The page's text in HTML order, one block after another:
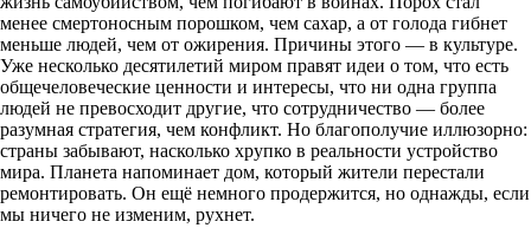
менее смертоносным порошком, чем сахар, а от голода гибнет
меньше людей, чем от ожирения. Причины этого — в культуре.
Уже несколько десятилетий миром правят идеи о том, что есть
общечеловеческие ценности и интересы, что ни одна группа
людей не превосходит другие, что сотрудничество — более
разумная стратегия, чем конфликт. Но благополучие иллюзорно:
страны забывают, насколько хрупко в реальности устройство
мира. Планета напоминает дом, который жители перестали
ремонтировать. Он ещё немного продержится, но однажды, если
мы ничего не изменим, рухнет.